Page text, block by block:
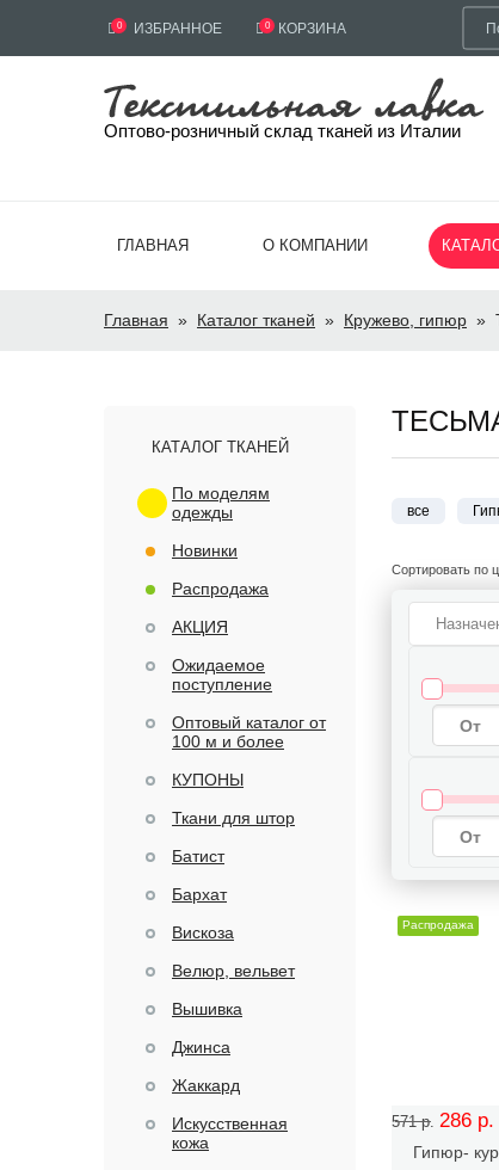
0 ИЗБРАННОЕ 0 КОРЗИНА
Оптово-розничный склад тканей из Италии
ГЛАВНАЯ О КОМПАНИИ
Главная » Каталог тканей » Кружево, гипюр »
КАТАЛОГ ТКАНЕЙ
По моделям
одежды
Новинки
Распродажа
АКЦИЯ
Ожидаемое
поступление
Оптовый каталог от
100 м и более
КУПОНЫ
Ткани для штор
Батист
Бархат
Вискоза
Велюр, вельвет
Вышивка
Джинса
Жаккард
Искусственная
кожа
все
Сортировать по
571 р. 286 р.
Распродажа
Гипюр-